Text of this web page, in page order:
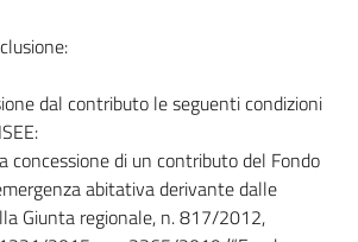
dal contributo le seguenti condizioni
concessione di un contributo del Fondo
abitativa derivante dalle
Giunta regionale, n. 817/2012,